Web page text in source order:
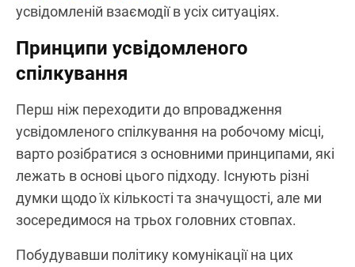
усвідомленій взаємодії в усіх ситуаціях.
Принципи усвідомленого
спілкування
Перш ніж переходити до впровадження
усвідомленого спілкування на робочому місці,
варто розібратися з основними принципами, які
лежать в основі цього підходу. Існують різні
думки щодо їх кількості та значущості, але ми
зосередимося на трьох головних стовпах.
Побудувавши політику комунікації на цих